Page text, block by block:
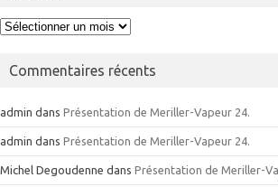
Archives
Commentaires récents
admin dans Présentation de Meriller-Vapeur 24.
admin dans Présentation de Meriller-Vapeur 24.
Michel Degoudenne dans Présentation de Meriller-